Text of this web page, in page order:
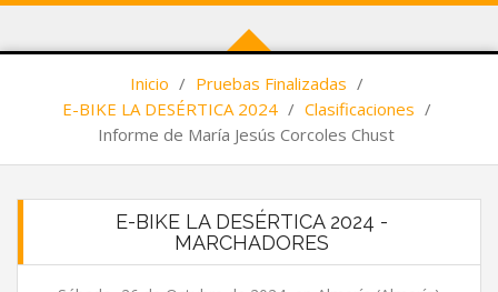
Inicio / Pruebas Finalizadas /
E-BIKE LA DESÉRTICA 2024 / Clasificaciones /
Informe de María Jesús Corcoles Chust
E-BIKE LA DESÉRTICA 2024 -
MARCHADORES